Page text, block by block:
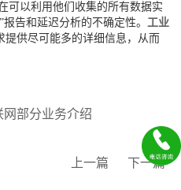
可以利用他们收集的所有数据实
告和延迟分析的不确定性。 工业
提供尽可能多的详细信息，从而
部分业务介绍
上一篇 下一篇